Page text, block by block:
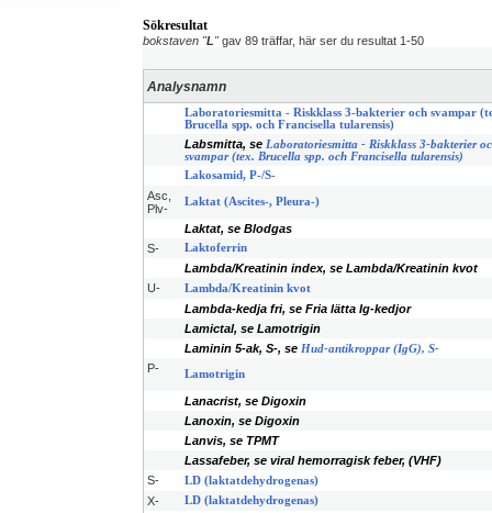
Sökresultat
bokstaven "L"gav 89 träffar, här ser du resultat 1-50
Analysnamn
Laboratoriesmitta - Riskklass 3-bakterier och svampar
Brucella spp. och Francisella tularensis)
Labsmitta, se Laboratoriesmitta - Riskklass 3-bakterier
svampar (tex. Brucella spp. och Francisella tularensis)
Lakosamid, P-/S-
Asc,
Plv-
Laktat (Ascites-, Pleura-)
Laktat, se Blodgas
S-
Laktoferrin
Lambda/Kreatinin index, se Lambda/Kreatinin kvot
U-
Lambda/Kreatinin kvot
Lambda-kedja fri, se Fria lätta Ig-kedjor
Lamictal, se Lamotrigin
Laminin 5-ak, S-, se Hud-antikroppar (IgG), S-
P- Lamotrigin
Lanacrist, se Digoxin
Lanoxin, se Digoxin
Lanvis, se TPMT
Lassafeber, se viral hemorragisk feber, (VHF)
S-
LD (laktatdehydrogenas)
X- LD (laktatdehydrogenas)